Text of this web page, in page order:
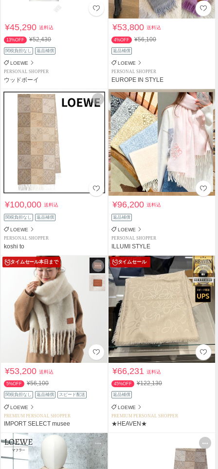
¥45,290送料込
13%OFF ¥52,430
関税負担なし 返品補償
LOEWE
PERSONAL SHOPPER
ウッドボーイ
¥53,800送料込
4%OFF ¥56,100
返品補償
LOEWE
PERSONAL SHOPPER
EUROPE IN STYLE
¥100,000送料込
関税負担なし 返品補償
LOEWE
PERSONAL SHOPPER
koshi to
¥96,200送料込
返品補償
LOEWE
PERSONAL SHOPPER
ILLUMI STYLE
タイムセール本日まで
¥53,200送料込
5%OFF ¥56,100
関税負担なし 返品補償 スピード配送
LOEWE
PREMIUM PERSONAL SHOPPER
IMPORT SELECT musee
タイムセール
¥66,231送料込
45%OFF ¥122,130
返品補償
LOEWE
PREMIUM PERSONAL SHOPPER
★HEAVEN★